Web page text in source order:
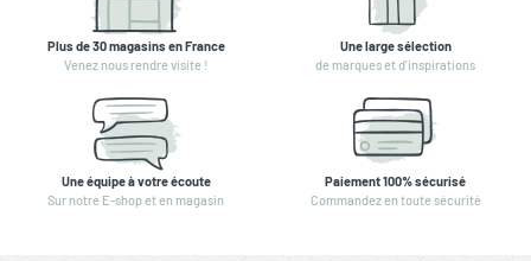
Plus de 30 magasins en France
Venez nous rendre visite !
Une large sélection
de marques et d'inspirations
Une équipe à votre écoute
Sur notre E-shop et en magasin
Paiement 100% sécurisé
Commandez en toute sécurité